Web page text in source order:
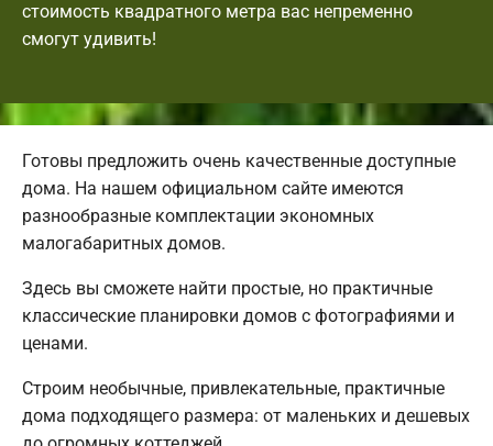
стоимость квадратного метра вас непременно
смогут удивить!
Готовы предложить очень качественные доступные
дома. На нашем официальном сайте имеются
разнообразные комплектации экономных
малогабаритных домов.
Здесь вы сможете найти простые, но практичные
классические планировки домов с фотографиями и
ценами.
Строим необычные, привлекательные, практичные
дома подходящего размера: от маленьких и дешевых